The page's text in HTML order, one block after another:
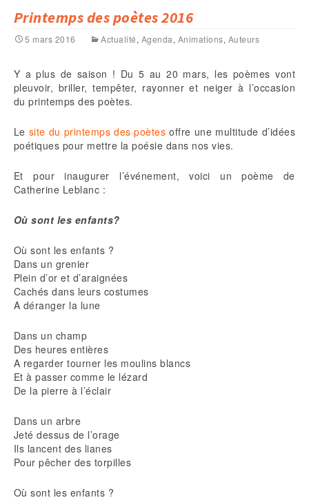
Printemps des poètes 2016
5 mars 2016 Actualité, Agenda, Animations, Auteurs
Y a plus de saison ! Du 5 au 20 mars, les poèmes vont
pleuvoir, briller, tempêter, rayonner et neiger à l’occasion
du printemps des poètes.
Le site du printemps des poètes offre une multitude d’idées
poétiques pour mettre la poésie dans nos vies.
Et pour inaugurer l’événement, voici un poème de
Catherine Leblanc :
Où sont les enfants?
Où sont les enfants ?
Dans un grenier
Plein d’or et d’araignées
Cachés dans leurs costumes
A déranger la lune
Dans un champ
Des heures entières
A regarder tourner les moulins blancs
Et à passer comme le lézard
De la pierre à l’éclair
Dans un arbre
Jeté dessus de l’orage
Ils lancent des lianes
Pour pêcher des torpilles
Où sont les enfants ?